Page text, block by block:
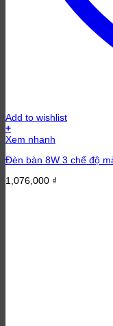
Add to wishlist
+
Xem nhanh
Đèn bàn 8W 3 chế độ
1,076,000 ₫